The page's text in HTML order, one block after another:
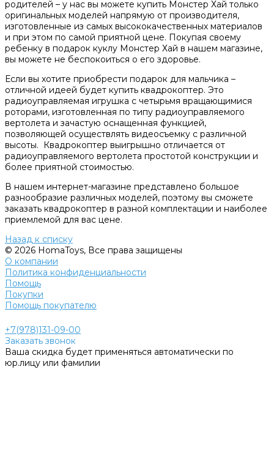
родителей – у нас вы можете купить Монстер Хай только
оригинальных моделей напрямую от производителя,
изготовленные из самых высококачественных материалов
и при этом по самой приятной цене. Покупая своему
ребенку в подарок куклу Монстер Хай в нашем магазине,
вы можете не беспокоиться о его здоровье.
Если вы хотите приобрести подарок для мальчика –
отличной идеей будет купить квадрокоптер. Это
радиоуправляемая игрушка с четырьмя вращающимися
роторами, изготовленная по типу радиоуправляемого
вертолета и зачастую оснащенная функцией,
позволяющей осуществлять видеосъемку с различной
высоты. Квадрокоптер выигрышно отличается от
радиоуправляемого вертолета простотой конструкции и
более приятной стоимостью.
В нашем интернет-магазине представлено большое
разнообразие различных моделей, поэтому вы сможете
заказать квадрокоптер в разной комплектации и наиболее
приемлемой для вас цене.
Назад к списку
© 2026 HomaToys, Все права защищены
О компании
Политика конфиденциальности
Помощь
Покупки
Помощь покупателю
+7(978)131-09-00
Заказать звонок
Ваша скидка будет применяться автоматически по
юр.лицу или фамилии